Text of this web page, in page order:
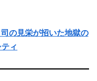
の見栄が招いた地獄の
ィ